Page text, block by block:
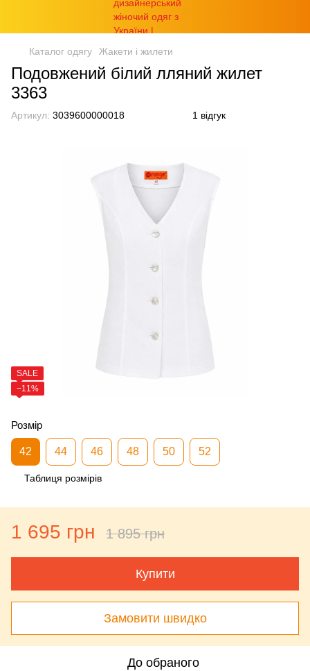
Каталог одягу Жакети і жилети
Подовжений білий лляний жилет
3363
Артикул: 3039600000018 1 відгук
SALE
−11%
Розмір
42 44 46 48 50 52
Таблиця розмірів
1 695 грн 1 895 грн
Купити
Замовити швидко
До обраного